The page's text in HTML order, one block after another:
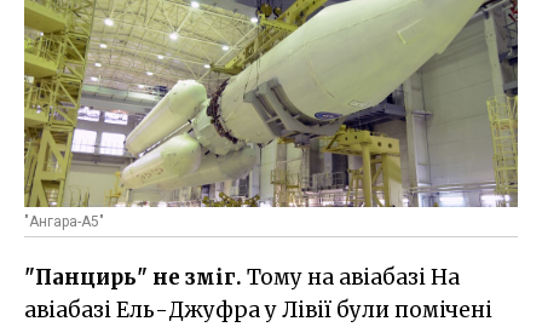
"Ангара-А5"
"Панцирь" не зміг. Тому на авіабазі На
авіабазі Ель-Джуфра у Лівії були помічені